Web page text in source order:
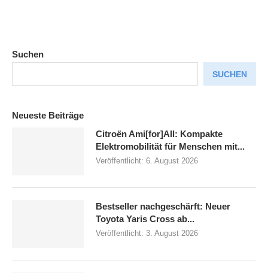
Suchen
SUCHEN
Neueste Beiträge
Citroën Ami[for]All: Kompakte
Elektromobilität für Menschen mit...
Veröffentlicht: 6. August 2026
Bestseller nachgeschärft: Neuer
Toyota Yaris Cross ab...
Veröffentlicht: 3. August 2026